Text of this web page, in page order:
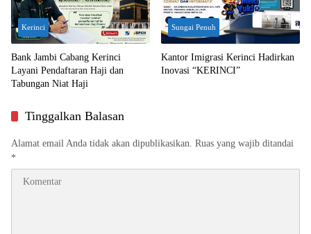
Kerinci
Bank Jambi Cabang Kerinci
Layani Pendaftaran Haji dan
Tabungan Niat Haji
Sungai Penuh
Kantor Imigrasi Kerinci Hadirkan
Inovasi “KERINCI”
Tinggalkan Balasan
Alamat email Anda tidak akan dipublikasikan. Ruas yang wajib ditandai
*